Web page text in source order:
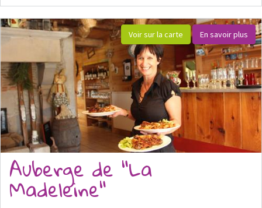
Auberge de "La
Madeleine"
Voir sur la carte En savoir plus